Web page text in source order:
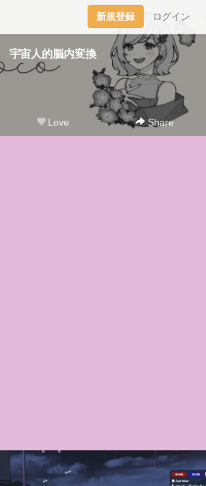
新規登録 ログイン
宇宙人的脳内変換
Love Share